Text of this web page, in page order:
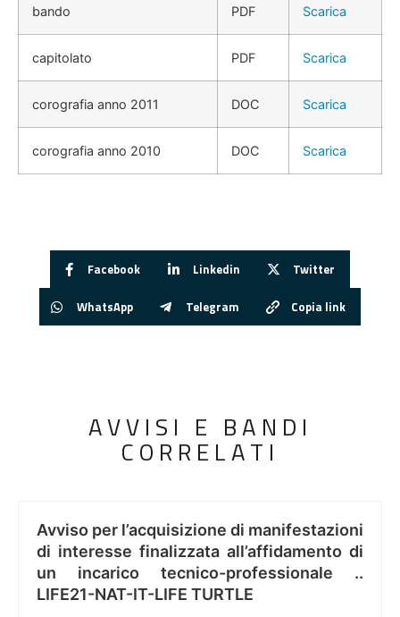
bando PDF Scarica
capitolato PDF Scarica
corografia anno 2011 DOC Scarica
corografia anno 2010 DOC Scarica
Facebook Linkedin Twitter
WhatsApp Telegram Copia link
AVVISI E BANDI
CORRELATI
Avviso per l’acquisizione di manifestazioni
di interesse finalizzata all’affidamento di
un incarico tecnico-professionale ..
LIFE21-NAT-IT-LIFE TURTLE